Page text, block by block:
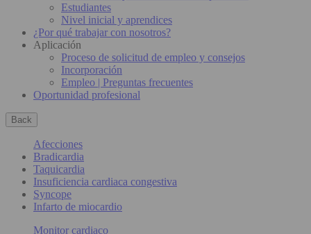
Estudiantes
Nivel inicial y aprendices
¿Por qué trabajar con nosotros?
Aplicación
Proceso de solicitud de empleo y consejos
Incorporación
Empleo | Preguntas frecuentes
Oportunidad profesional
Back
Afecciones
Bradicardia
Taquicardia
Insuficiencia cardiaca congestiva
Syncope
Infarto de miocardio
Monitor cardiaco